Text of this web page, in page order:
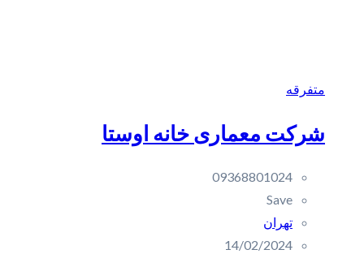
متفرقه
شرکت معماری خانه اوستا
09368801024
Save
تهران
14/02/2024